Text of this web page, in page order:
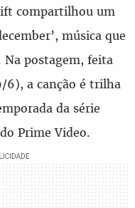
compartilhou um
música que
postagem, feita
a canção é trilha
da série
Prime Video.